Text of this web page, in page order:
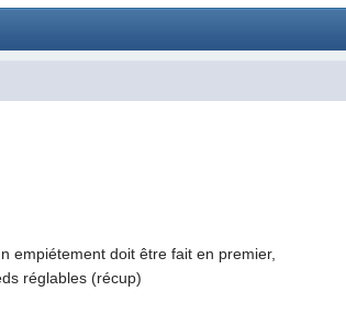
empiétement doit être fait en premier,
réglables (récup)